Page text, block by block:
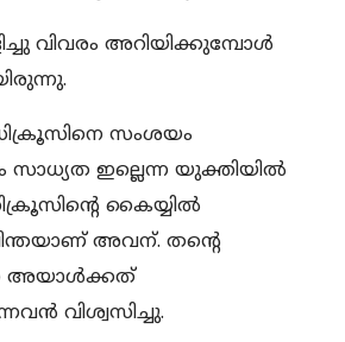
വിവരം അറിയിക്കുമ്പോൾ
സംശയം
സാധ്യത ഇല്ലെന്ന യുക്തിയിൽ
കൈയ്യിൽ
അവന്. തന്റെ
അയാൾക്കത്
വിശ്വസിച്ചു.